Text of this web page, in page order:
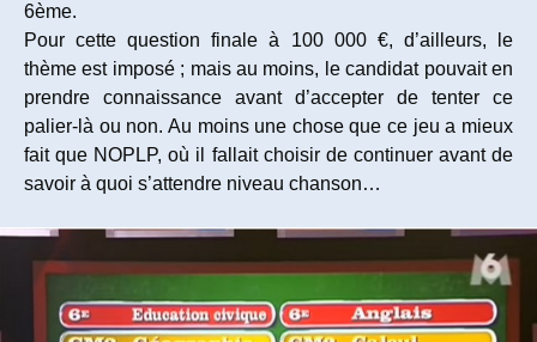
6ème.
Pour cette question finale à 100 000 €, d’ailleurs, le
thème est imposé ; mais au moins, le candidat pouvait en
prendre connaissance avant d’accepter de tenter ce
palier-là ou non. Au moins une chose que ce jeu a mieux
fait que NOPLP, où il fallait choisir de continuer avant de
savoir à quoi s’attendre niveau chanson…